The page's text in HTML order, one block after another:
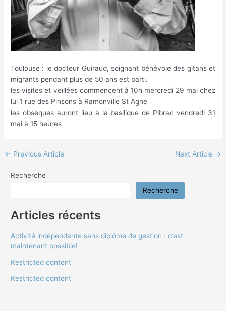
Toulouse : le docteur Guiraud, soignant bénévole des gitans et
migrants pendant plus de 50 ans est parti.
les visites et veillées commencent à 10h mercredi 29 mai chez
lui 1 rue des Pinsons à Ramonville St Agne
les obsèques auront lieu à la basilique de Pibrac vendredi 31
mai à 15 heures
← Previous Article Next Article →
Recherche
Recherche
Articles récents
Activité indépendante sans diplôme de gestion : c’est
maintenant possible!
Restricted content
Restricted content